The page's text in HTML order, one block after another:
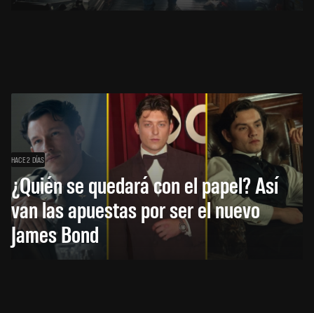
HACE 2 DÍAS
¿Quién se quedará con el papel? Así
van las apuestas por ser el nuevo
James Bond